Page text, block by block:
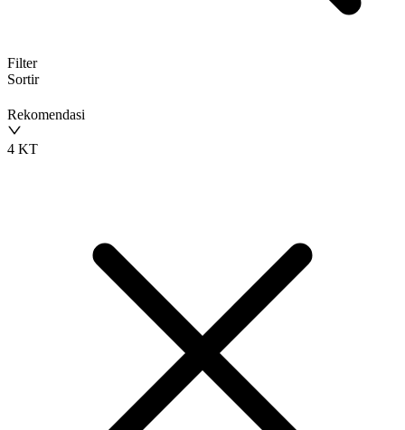
Filter
Sortir
Rekomendasi
4 KT